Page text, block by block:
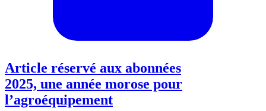
Article réservé aux abonnées
2025, une année morose pour
l’agroéquipement